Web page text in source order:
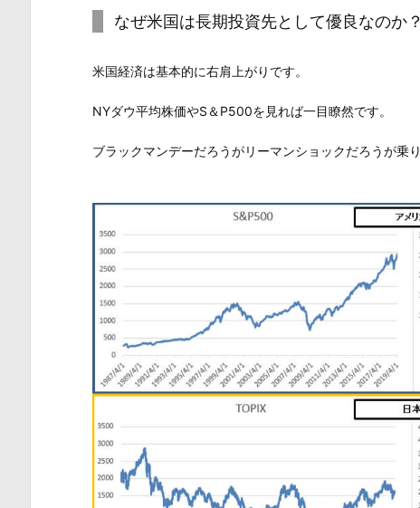
なぜ米国は長期投資先として優良なのか？
米国経済は基本的に右肩上がりです。
NYダウ平均株価やS＆P500を見れば一目瞭然です。
ブラックマンデーだろうがリーマンショックだろうが乗